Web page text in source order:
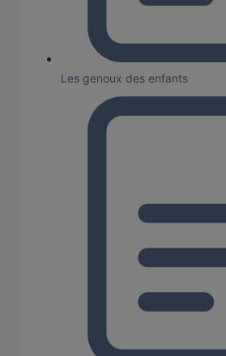
Les genoux des enfants